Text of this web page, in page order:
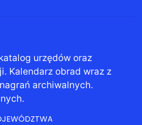
urzędów oraz
Kalendarz obrad wraz z
archiwalnych.